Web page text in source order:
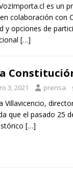
es un
colaboración con
y opciones de
[…]
3, 2021 prensa
Villavicencio,
que el pasado 25
[…]